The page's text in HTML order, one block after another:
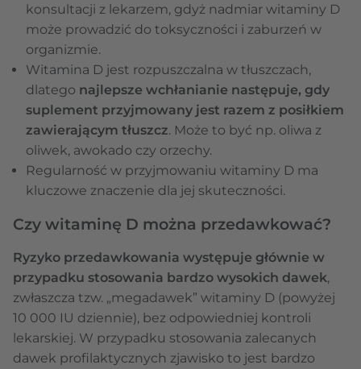
konsultacji z lekarzem, gdyż nadmiar witaminy D
może prowadzić do toksyczności i zaburzeń w
organizmie.
Witamina D jest rozpuszczalna w tłuszczach,
dlatego najlepsze wchłanianie następuje, gdy
suplement przyjmowany jest razem z posiłkiem
zawierającym tłuszcz. Może to być np. oliwa z
oliwek, awokado czy orzechy.
Regularność w przyjmowaniu witaminy D ma
kluczowe znaczenie dla jej skuteczności.
Czy witaminę D można przedawkować?
Ryzyko przedawkowania występuje głównie w
przypadku stosowania bardzo wysokich dawek,
zwłaszcza tzw. „megadawek” witaminy D (powyżej
10 000 IU dziennie), bez odpowiedniej kontroli
lekarskiej. W przypadku stosowania zalecanych
dawek profilaktycznych zjawisko to jest bardzo